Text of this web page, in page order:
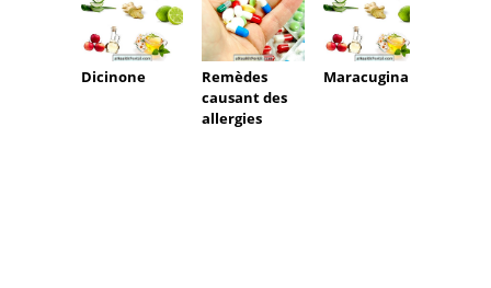
Dicinone
Remèdes
causant des
allergies
Maracugina